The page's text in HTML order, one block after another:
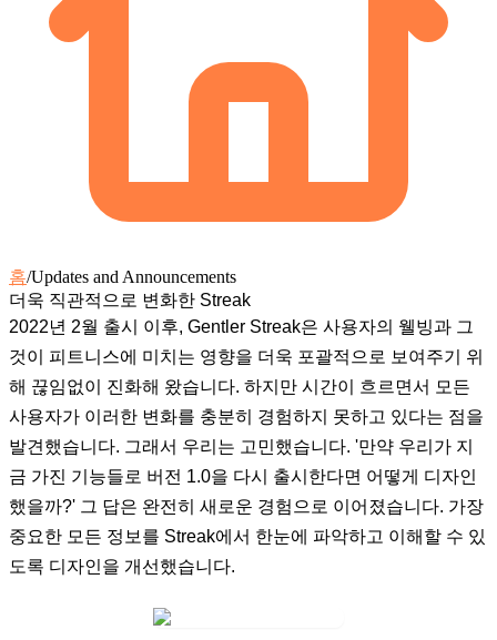
홈/Updates and Announcements
더욱 직관적으로 변화한 Streak
2022년 2월 출시 이후, Gentler Streak은 사용자의 웰빙과 그
것이 피트니스에 미치는 영향을 더욱 포괄적으로 보여주기 위
해 끊임없이 진화해 왔습니다. 하지만 시간이 흐르면서 모든
사용자가 이러한 변화를 충분히 경험하지 못하고 있다는 점을
발견했습니다. 그래서 우리는 고민했습니다. '만약 우리가 지
금 가진 기능들로 버전 1.0을 다시 출시한다면 어떻게 디자인
했을까?' 그 답은 완전히 새로운 경험으로 이어졌습니다. 가장
중요한 모든 정보를 Streak에서 한눈에 파악하고 이해할 수 있
도록 디자인을 개선했습니다.